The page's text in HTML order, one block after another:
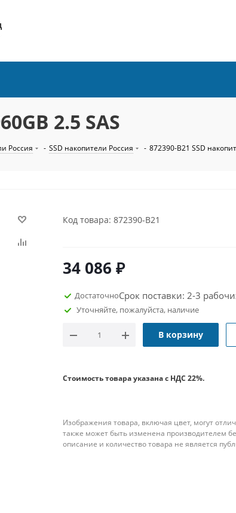
2.5 SAS
Россия - SSD накопители Россия - 872390-B21 SSD
Код товара: 872390-B21
34 086 ₽
ДостаточноСрок поставки: 2-3
Уточняйте, пожалуйста, наличие
В корзину
Стоимость товара указана с НДС 22%.
Изображения товара, включая цвет, могут
также может быть изменена производителем
описание и количество товара не является